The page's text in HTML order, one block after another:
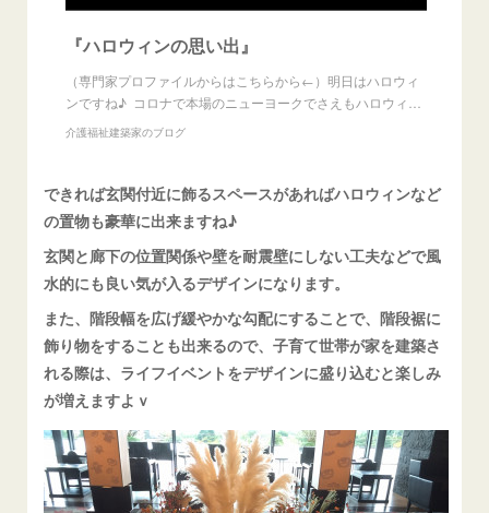
『ハロウィンの思い出』
（専門家プロファイルからはこちらから←）明日はハロウィ
ンですね♪ コロナで本場のニューヨークでさえもハロウィ…
介護福祉建築家のブログ
できれば玄関付近に飾るスペースがあればハロウィンなど
の置物も豪華に出来ますね♪
玄関と廊下の位置関係や壁を耐震壁にしない工夫などで風
水的にも良い気が入るデザインになります。
また、階段幅を広げ緩やかな勾配にすることで、階段裾に
飾り物をすることも出来るので、子育て世帯が家を建築さ
れる際は、ライフイベントをデザインに盛り込むと楽しみ
が増えますよｖ